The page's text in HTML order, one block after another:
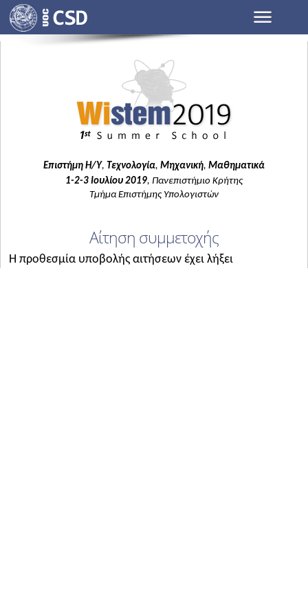
Επιστήμη Η/Υ, Τεχνολογία, Μηχανική, Μαθηματικά
1-2-3 Ιουλίου 2019, Πανεπιστήμιο Κρήτης
Τμήμα Επιστήμης Υπολογιστών
Αίτηση συμμετοχής
H προθεσμία υποβολής αιτήσεων έχει λήξει